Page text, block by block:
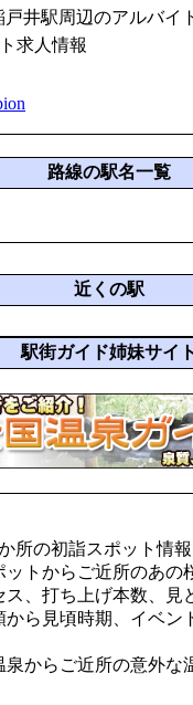
戸井駅周辺のアルバイ
求人情報
路線の駅名一覧
近くの駅
駅街ガイド姉妹サイ
所の初詣スポット情
ットからご近所のあ
ス、打ち上げ本数、
から見頃時期、イベ
泉からご近所の意外